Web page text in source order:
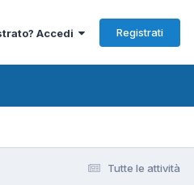
Accedi Registrati
Tutte le attività